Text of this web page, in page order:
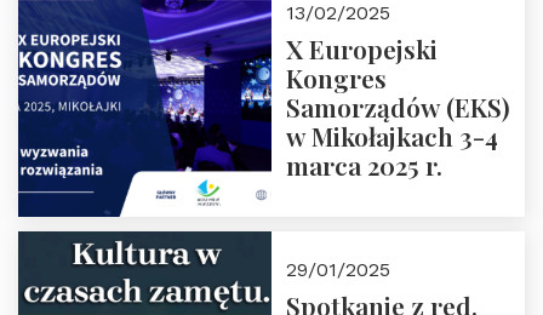
Zapraszamy
13/02/2025
X Europejski
Kongres
Samorządów (EKS)
w Mikołajkach 3-4
marca 2025 r.
29/01/2025
Spotkanie z red.